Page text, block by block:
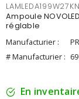
Ampoule
réglable
Manufacturier :
# Manufacturier :
En